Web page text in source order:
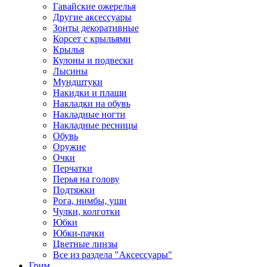
Гавайские ожерелья
Другие аксессуары
Зонты декоративные
Корсет с крыльями
Крылья
Кулоны и подвески
Лысины
Мундштуки
Накидки и плащи
Накладки на обувь
Накладные ногти
Накладные ресницы
Обувь
Оружие
Очки
Перчатки
Перья на голову
Подтяжки
Рога, нимбы, уши
Чулки, колготки
Юбки
Юбки-пачки
Цветные линзы
Все из раздела "Аксессуары"